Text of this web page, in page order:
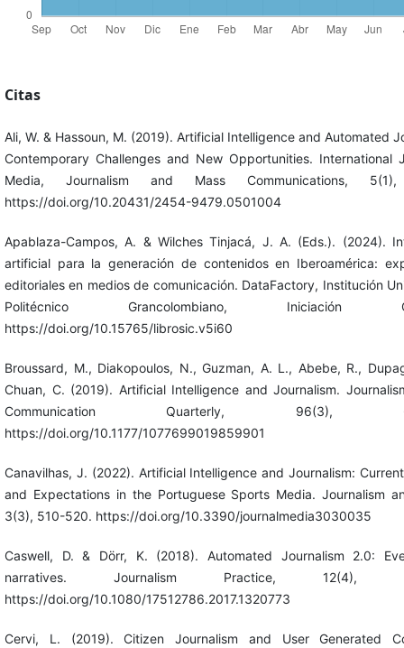
Citas
Ali, W. & Hassoun, M. (2019). Artificial Intelligence and Automated
Contemporary Challenges and New Opportunities. International
Media, Journalism and Mass Communications,
https://doi.org/10.20431/2454-9479.0501004
Apablaza-Campos, A. & Wilches Tinjacá, J. A. (Eds.). (2024).
artificial para la generación de contenidos en Iberoamérica:
editoriales en medios de comunicación. DataFactory, Institución
Politécnico Grancolombiano, Iniciación
https://doi.org/10.15765/librosic.v5i60
Broussard, M., Diakopoulos, N., Guzman, A. L., Abebe, R.,
Chuan, C. (2019). Artificial Intelligence and Journalism.
Communication Quarterly, 96(3),
https://doi.org/10.1177/1077699019859901
Canavilhas, J. (2022). Artificial Intelligence and Journalism:
and Expectations in the Portuguese Sports Media. Journalism
3(3), 510-520. https://doi.org/10.3390/journalmedia3030035
Caswell, D. & Dörr, K. (2018). Automated Journalism 2.0:
narratives. Journalism Practice, 12(4),
https://doi.org/10.1080/17512786.2017.1320773
Cervi, L. (2019). Citizen Journalism and User Generated